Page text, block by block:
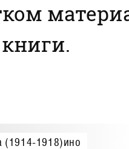
(1914-1918)ино